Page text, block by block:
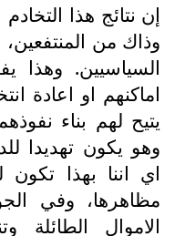
إن نتائج هذا
وذاك من
السياسيين. وهذا
اماكنهم او اعادة
يتيح لهم بناء
وهو يكون تهديدا
اي اننا بهذا تكون
مظاهرها، وفي
الاموال الطائلة